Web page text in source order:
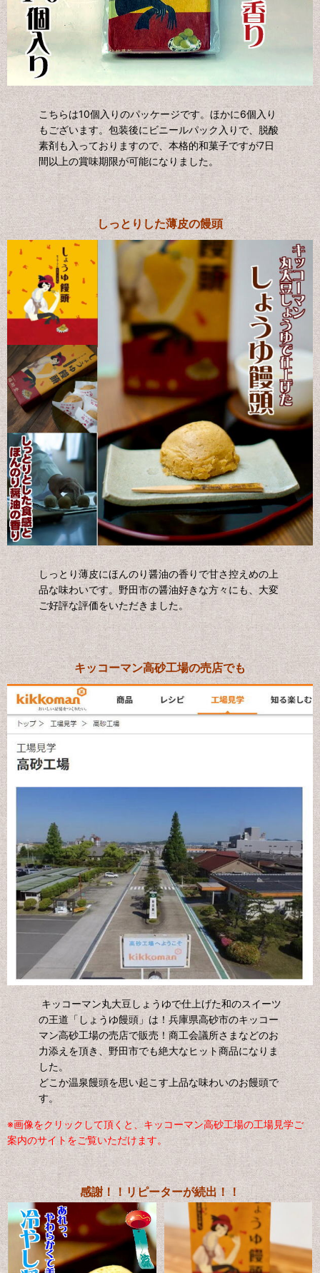
こちらは10個入りのパッケージです。ほかに6個入り
もございます。包装後にビニールパック入りで、脱酸
素剤も入っておりますので、本格的和菓子ですが7日
間以上の賞味期限が可能になりました。
しっとりした薄皮の饅頭
しっとり薄皮にほんのり醤油の香りで甘さ控えめの上
品な味わいです。野田市の醤油好きな方々にも、大変
ご好評な評価をいただきました。
キッコーマン高砂工場の売店でも
キッコーマン丸大豆しょうゆで仕上げた和のスイーツ
の王道「しょうゆ饅頭」は！兵庫県高砂市のキッコー
マン高砂工場の売店で販売！商工会議所さまなどのお
力添えを頂き、野田市でも絶大なヒット商品になりま
した。
どこか温泉饅頭を思い起こす上品な味わいのお饅頭で
す。
※画像をクリックして頂くと、キッコーマン高砂工場の工場見学ご
案内のサイトをご覧いただけます。
感謝！！リピーターが続出！！